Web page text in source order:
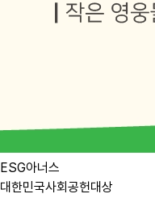
ESG아너스
대한민국사회공헌대상